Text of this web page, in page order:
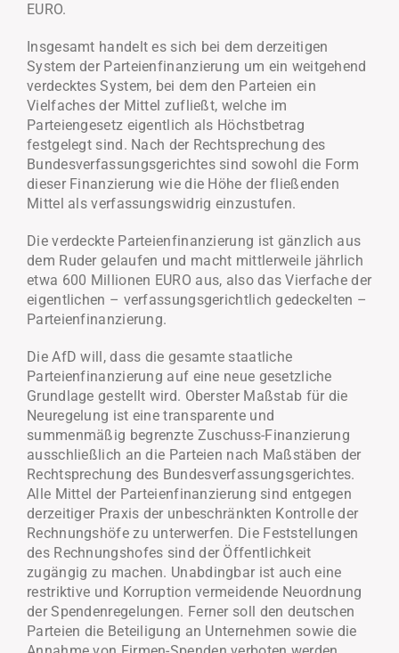
EURO.
Insgesamt handelt es sich bei dem derzeitigen
System der Parteienfinanzierung um ein weitgehend
verdecktes System, bei dem den Parteien ein
Vielfaches der Mittel zufließt, welche im
Parteiengesetz eigentlich als Höchstbetrag
festgelegt sind. Nach der Rechtsprechung des
Bundesverfassungsgerichtes sind sowohl die Form
dieser Finanzierung wie die Höhe der fließenden
Mittel als verfassungswidrig einzustufen.
Die verdeckte Parteienfinanzierung ist gänzlich aus
dem Ruder gelaufen und macht mittlerweile jährlich
etwa 600 Millionen EURO aus, also das Vierfache der
eigentlichen – verfassungsgerichtlich gedeckelten –
Parteienfinanzierung.
Die AfD will, dass die gesamte staatliche
Parteienfinanzierung auf eine neue gesetzliche
Grundlage gestellt wird. Oberster Maßstab für die
Neuregelung ist eine transparente und
summenmäßig begrenzte Zuschuss-Finanzierung
ausschließlich an die Parteien nach Maßstäben der
Rechtsprechung des Bundesverfassungsgerichtes.
Alle Mittel der Parteienfinanzierung sind entgegen
derzeitiger Praxis der unbeschränkten Kontrolle der
Rechnungshöfe zu unterwerfen. Die Feststellungen
des Rechnungshofes sind der Öffentlichkeit
zugängig zu machen. Unabdingbar ist auch eine
restriktive und Korruption vermeidende Neuordnung
der Spendenregelungen. Ferner soll den deutschen
Parteien die Beteiligung an Unternehmen sowie die